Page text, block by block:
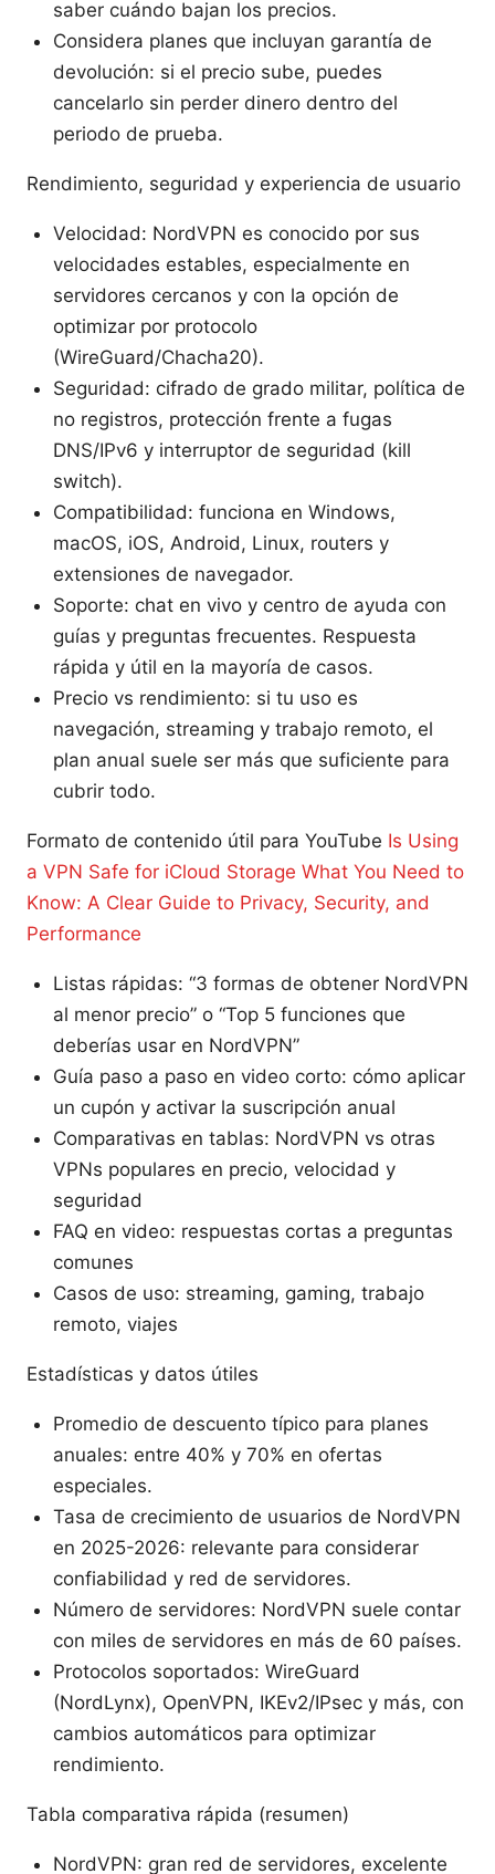
saber cuándo bajan los precios.
Considera planes que incluyan garantía de
devolución: si el precio sube, puedes
cancelarlo sin perder dinero dentro del
periodo de prueba.
Rendimiento, seguridad y experiencia de usuario
Velocidad: NordVPN es conocido por sus
velocidades estables, especialmente en
servidores cercanos y con la opción de
optimizar por protocolo
(WireGuard/Chacha20).
Seguridad: cifrado de grado militar, política de
no registros, protección frente a fugas
DNS/IPv6 y interruptor de seguridad (kill
switch).
Compatibilidad: funciona en Windows,
macOS, iOS, Android, Linux, routers y
extensiones de navegador.
Soporte: chat en vivo y centro de ayuda con
guías y preguntas frecuentes. Respuesta
rápida y útil en la mayoría de casos.
Precio vs rendimiento: si tu uso es
navegación, streaming y trabajo remoto, el
plan anual suele ser más que suficiente para
cubrir todo.
Formato de contenido útil para YouTube Is Using
a VPN Safe for iCloud Storage What You Need to
Know: A Clear Guide to Privacy, Security, and
Performance
Listas rápidas: “3 formas de obtener NordVPN
al menor precio” o “Top 5 funciones que
deberías usar en NordVPN”
Guía paso a paso en video corto: cómo aplicar
un cupón y activar la suscripción anual
Comparativas en tablas: NordVPN vs otras
VPNs populares en precio, velocidad y
seguridad
FAQ en video: respuestas cortas a preguntas
comunes
Casos de uso: streaming, gaming, trabajo
remoto, viajes
Estadísticas y datos útiles
Promedio de descuento típico para planes
anuales: entre 40% y 70% en ofertas
especiales.
Tasa de crecimiento de usuarios de NordVPN
en 2025-2026: relevante para considerar
confiabilidad y red de servidores.
Número de servidores: NordVPN suele contar
con miles de servidores en más de 60 países.
Protocolos soportados: WireGuard
(NordLynx), OpenVPN, IKEv2/IPsec y más, con
cambios automáticos para optimizar
rendimiento.
Tabla comparativa rápida (resumen)
NordVPN: gran red de servidores, excelente